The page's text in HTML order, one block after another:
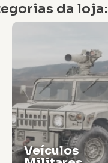
da loja:
Veículos